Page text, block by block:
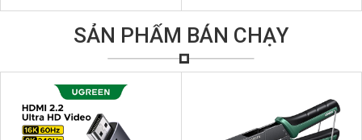
SẢN PHẨM BÁN CHẠY